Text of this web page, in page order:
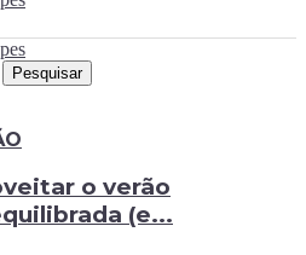
Pesquisar
o verão
(e...